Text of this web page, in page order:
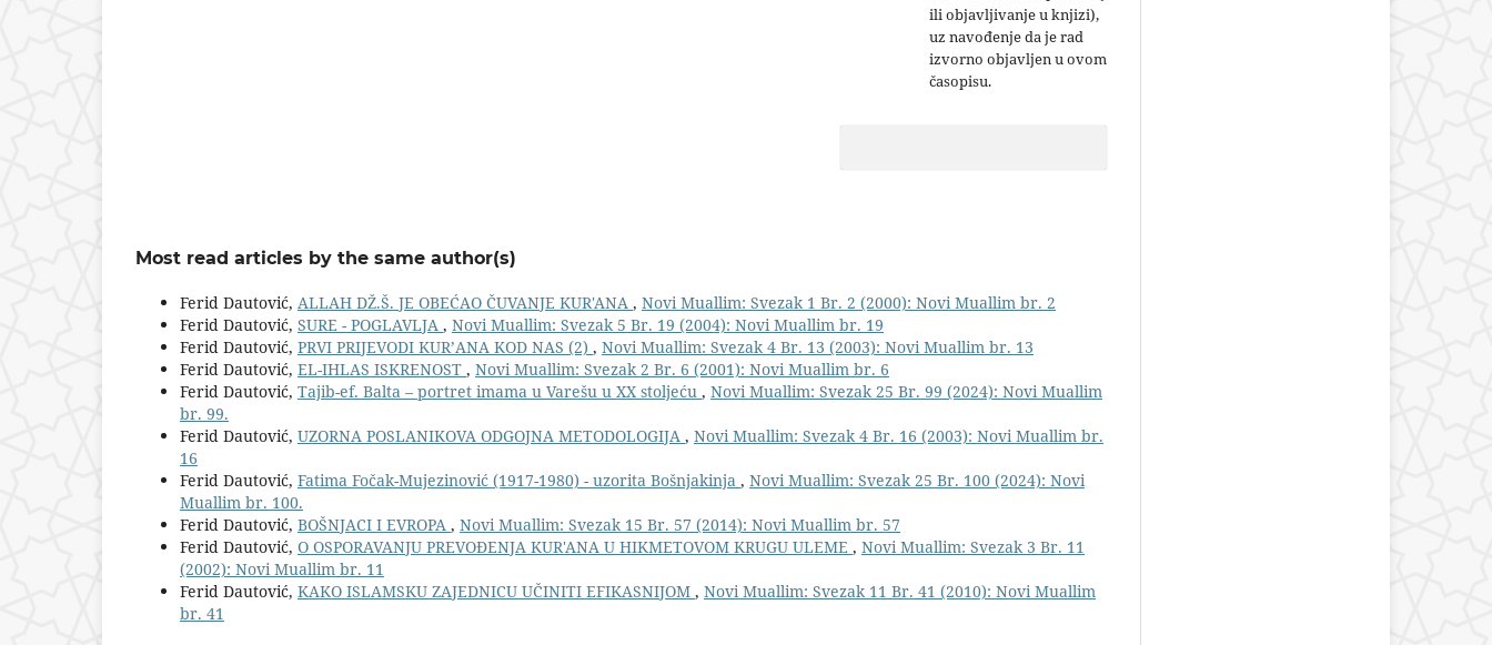
ili objavljivanje u knjizi),
uz navođenje da je rad
izvorno objavljen u ovom
časopisu.
Most read articles by the same author(s)
Ferid Dautović, ALLAH DŽ.Š. JE OBEĆAO ČUVANJE KUR'ANA , Novi Muallim: Svezak 1 Br. 2 (2000): Novi Muallim br. 2
Ferid Dautović, SURE - POGLAVLJA , Novi Muallim: Svezak 5 Br. 19 (2004): Novi Muallim br. 19
Ferid Dautović, PRVI PRIJEVODI KUR’ANA KOD NAS (2) , Novi Muallim: Svezak 4 Br. 13 (2003): Novi Muallim br. 13
Ferid Dautović, EL-IHLAS ISKRENOST , Novi Muallim: Svezak 2 Br. 6 (2001): Novi Muallim br. 6
Ferid Dautović, Tajib-ef. Balta – portret imama u Varešu u XX stoljeću , Novi Muallim: Svezak 25 Br. 99 (2024): Novi Muallim
br. 99.
Ferid Dautović, UZORNA POSLANIKOVA ODGOJNA METODOLOGIJA , Novi Muallim: Svezak 4 Br. 16 (2003): Novi Muallim br.
16
Ferid Dautović, Fatima Fočak-Mujezinović (1917-1980) - uzorita Bošnjakinja , Novi Muallim: Svezak 25 Br. 100 (2024): Novi
Muallim br. 100.
Ferid Dautović, BOŠNJACI I EVROPA , Novi Muallim: Svezak 15 Br. 57 (2014): Novi Muallim br. 57
Ferid Dautović, O OSPORAVANJU PREVOĐENJA KUR'ANA U HIKMETOVOM KRUGU ULEME , Novi Muallim: Svezak 3 Br. 11
(2002): Novi Muallim br. 11
Ferid Dautović, KAKO ISLAMSKU ZAJEDNICU UČINITI EFIKASNIJOM , Novi Muallim: Svezak 11 Br. 41 (2010): Novi Muallim
br. 41